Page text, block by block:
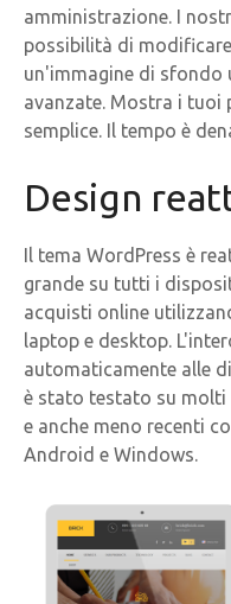
amministrazione. I
possibilità di
un'immagine di sfondo
avanzate. Mostra i
semplice. Il tempo è
Design
Il tema WordPress è
grande su tutti i
acquisti online
laptop e desktop.
automaticamente alle
è stato testato su molti
e anche meno recenti
Android e Windows.